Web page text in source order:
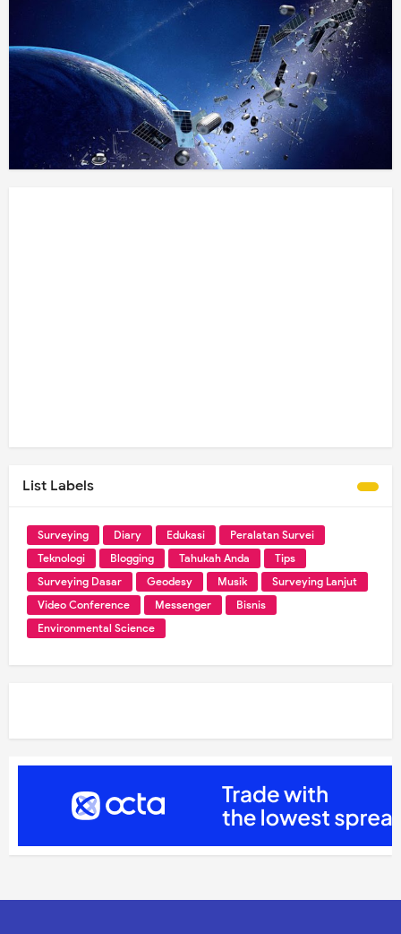
List Labels
Surveying Diary Edukasi
Peralatan Survei
Teknologi
Blogging Tahukah Anda
Tips
Surveying Dasar
Geodesy Musik
Surveying Lanjut
Video Conference
Messenger
Bisnis
Environmental Science